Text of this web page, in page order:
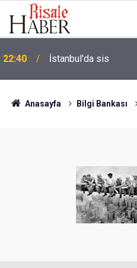
21:18
Biyoloji profesörünün
yok?
Anasayfa Bilgi Bankası